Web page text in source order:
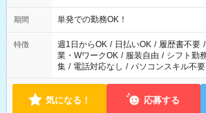
期間 単発での勤務OK！
特徴 週1日からOK / 日払いOK / 履歴書不要 /
業・WワークOK / 服装自由 / シフト勤
集 / 電話対応なし / パソコンスキル不要
気になる！ 応募する